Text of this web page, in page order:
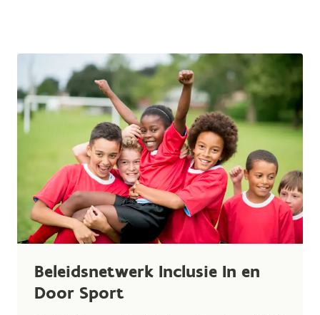
Beleidsnetwerk Inclusie In en
Door Sport